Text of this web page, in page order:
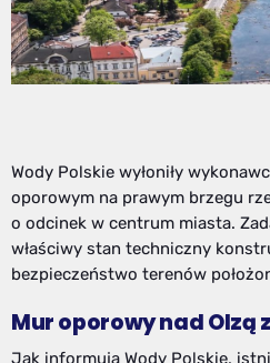
Wody Polskie wyłoniły
oporowym na prawym brzegu
o odcinek w centrum miasta.
właściwy stan techniczny
bezpieczeństwo terenów
Mur oporowy nad Olzą
Jak informują Wody Polskie,